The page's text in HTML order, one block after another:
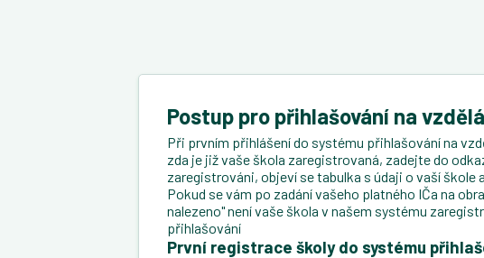
Postup pro přihlašování na
Při prvním přihlášení do systému přihlašování na
zda je již vaše škola zaregistrovaná, zadejte do
zaregistrováni, objeví se tabulka s údaji o vaší
Pokud se vám po zadání vašeho platného IČa na
nalezeno" není vaše škola v našem systému
přihlašování
První registrace školy do systému